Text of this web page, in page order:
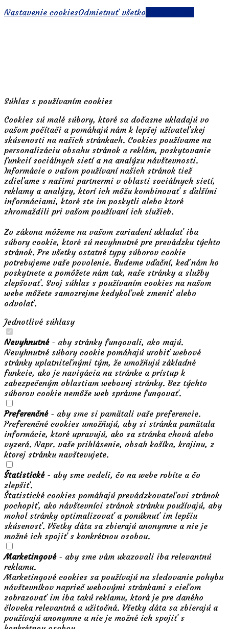
Nastavenie cookiesOdmietnuť všetko
Súhlas s používaním cookies
Cookies sú malé súbory, ktoré sa dočasne ukladajú vo
vašom počítači a pomáhajú nám k lepšej užívateľskej
skúsenosti na našich stránkach. Cookies používame na
personalizáciu obsahu stránok a reklám, poskytovanie
funkcií sociálnych sietí a na analýzu návštevnosti.
Informácie o vašom používaní našich stránok tiež
zdieľame s našimi partnermi v oblasti sociálnych sietí,
reklamy a analýzy, ktorí ich môžu kombinovať s ďalšími
informáciami, ktoré ste im poskytli alebo ktoré
zhromaždili pri vašom používaní ich služieb.
Zo zákona môžeme na vašom zariadení ukladať iba
súbory cookie, ktoré sú nevyhnutné pre prevádzku týchto
stránok. Pre všetky ostatné typy súborov cookie
potrebujeme vaše povolenie. Budeme vďační, keď nám ho
poskytnete a pomôžete nám tak, naše stránky a služby
zlepšovať. Svoj súhlas s používaním cookies na našom
webe môžete samozrejme kedykoľvek zmeniť alebo
odvolať.
Jednotlivé súhlasy
Nevyhnutné- aby stránky fungovali, ako majú.
Nevyhnutné súbory cookie pomáhajú urobiť webové
stránky uplatniteľnými tým, že umožňujú základné
funkcie, ako je navigácia na stránke a prístup k
zabezpečeným oblastiam webovej stránky. Bez týchto
súborov cookie nemôže web správne fungovať.
Preferenčné- aby sme si pamätali vaše preferencie.
Preferenčné cookies umožňujú, aby si stránka pamätala
informácie, ktoré upravujú, ako sa stránka chová alebo
vyzerá. Napr. vaše prihlásenie, obsah košíka, krajinu, z
ktorej stránku navštevujete.
Štatistické- aby sme vedeli, čo na webe robíte a čo
zlepšiť.
Štatistické cookies pomáhajú prevádzkovateľovi stránok
pochopiť, ako návštevníci stránok stránku používajú, aby
mohol stránky optimalizovať a ponúknuť im lepšiu
skúsenosť. Všetky dáta sa zbierajú anonymne a nie je
možné ich spojiť s konkrétnou osobou.
Marketingové- aby sme vám ukazovali iba relevantnú
reklamu.
Marketingové cookies sa používajú na sledovanie pohybu
návštevníkov naprieč webovými stránkami s cieľom
zobrazovať im iba takú reklamu, ktorá je pre daného
človeka relevantná a užitočná. Všetky dáta sa zbierajú a
používajú anonymne a nie je možné ich spojiť s